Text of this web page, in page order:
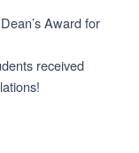
Award for
received